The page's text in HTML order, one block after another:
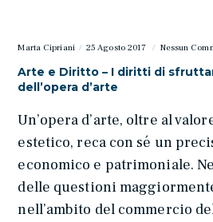
Marta Cipriani 25 Agosto 2017 Nessun
Arte e Diritto – I diritti di
dell’opera d’arte
Un’opera d’arte, oltre al
estetico, reca con sé un
economico e patrimoniale.
delle questioni
nell’ambito del commercio